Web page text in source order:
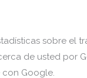
sobre el
de usted por
Google.